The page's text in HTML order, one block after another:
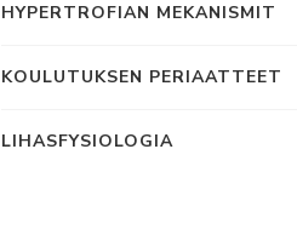
HYPERTROFIAN MEKANISMIT
KOULUTUKSEN PERIAATTEET
LIHASFYSIOLOGIA